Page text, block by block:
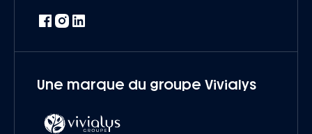
Une marque du groupe Vivialys